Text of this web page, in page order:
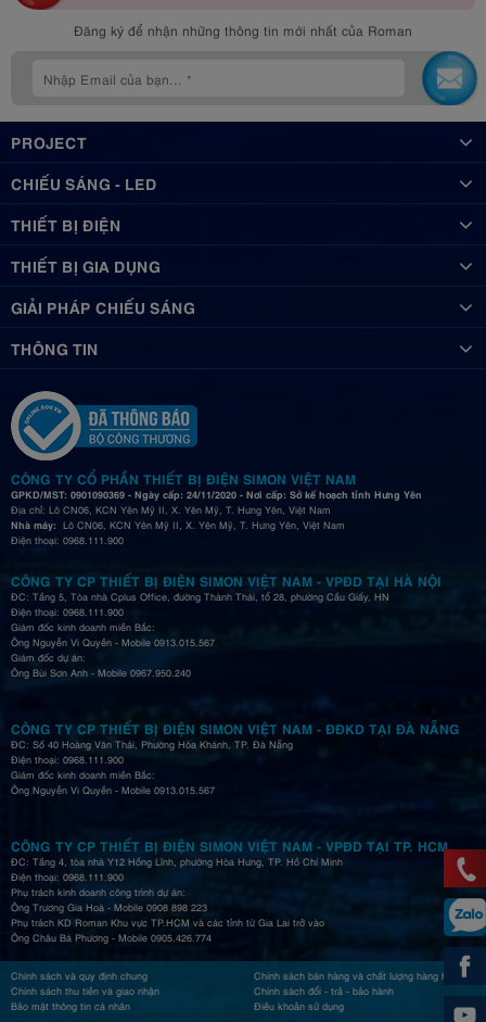
Đăng ký để nhận những thông tin mới nhất của Roman
PROJECT
CHIẾU SÁNG - LED
THIẾT BỊ ĐIỆN
THIẾT BỊ GIA DỤNG
GIẢI PHÁP CHIẾU SÁNG
THÔNG TIN
CÔNG TY CỔ PHẦN THIẾT BỊ ĐIỆN SIMON VIỆT NAM
GPKD/MST: 0901090369 - Ngày cấp: 24/11/2020 - Nơi cấp: Sở kế hoạch tỉnh Hưng Yên
Địa chỉ: Lô CN06, KCN Yên Mỹ II, X. Yên Mỹ, T. Hưng Yên, Việt Nam
Nhà máy: Lô CN06, KCN Yên Mỹ II, X. Yên Mỹ, T. Hưng Yên, Việt Nam
Điện thoại: 0968.111.900
CÔNG TY CP THIẾT BỊ ĐIỆN SIMON VIỆT NAM - VPĐD TẠI HÀ NỘI
ĐC: Tầng 5, Tòa nhà Cplus Office, đường Thành Thái, tổ 28, phường Cầu Giấy, HN
Điện thoại: 0968.111.900
Giám đốc kinh doanh miền Bắc:
Ông Nguyễn Vi Quyền - Mobile 0913.015.567
Giám đốc dự án:
Ông Bùi Sơn Anh - Mobile 0967.950.240
CÔNG TY CP THIẾT BỊ ĐIỆN SIMON VIỆT NAM - ĐĐKD TẠI ĐÀ NẴNG
ĐC: Số 40 Hoàng Văn Thái, Phường Hòa Khánh, TP. Đà Nẵng
Điện thoại: 0968.111.900
Giám đốc kinh doanh miền Bắc:
Ông Nguyễn Vi Quyền - Mobile 0913.015.567
CÔNG TY CP THIẾT BỊ ĐIỆN SIMON VIỆT NAM - VPĐD TẠI TP. HCM
ĐC: Tầng 4, tòa nhà Y12 Hồng Lĩnh, phường Hòa Hưng, TP. Hồ Chí Minh
Điện thoại: 0968.111.900
Phụ trách kinh doanh công trình dự án:
Ông Trương Gia Hoà - Mobile 0908 898 223
Phụ trách KD Roman Khu vực TP.HCM và các tỉnh từ Gia Lai trở vào
Ông Châu Bá Phương - Mobile 0905.426.774
Chính sách và quy định chung
Chính sách bán hàng và chất lượng hàng hóa
Chính sách thu tiền và giao nhận
Chính sách đổi - trả - bảo hành
Bảo mật thông tin cá nhân
Điều khoản sử dụng